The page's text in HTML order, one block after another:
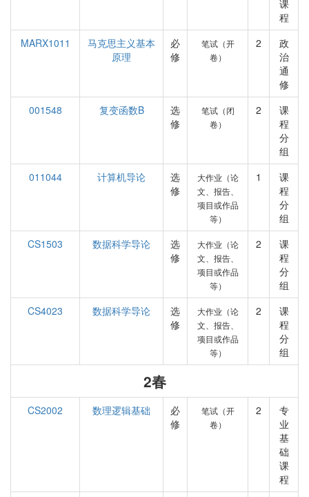
课
程
MARX1011
马克思主义基本
原理
必
修
笔试（开
卷）
2
政
治
通
修
001548
复变函数B
选
修
笔试（闭
卷）
2
课
程
分
组
011044
计算机导论
选
修
大作业（论
文、报告、
项目或作品
等）
1
课
程
分
组
CS1503
数据科学导论
选
修
大作业（论
文、报告、
项目或作品
等）
2
课
程
分
组
CS4023
数据科学导论
选
修
大作业（论
文、报告、
项目或作品
等）
2
课
程
分
组
2春
CS2002 数理逻辑基础
必
修
笔试（开
卷）
2
专
业
基
础
课
程